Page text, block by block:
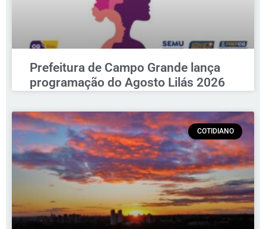
Prefeitura de Campo Grande lança
programação do Agosto Lilás 2026
COTIDIANO